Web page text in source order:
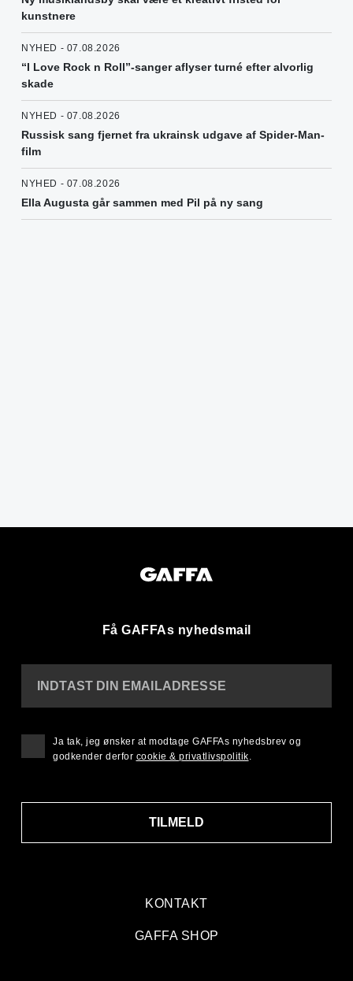
kunstnere
NYHED - 07.08.2026
“I Love Rock n Roll”-sanger aflyser turné efter alvorlig
skade
NYHED - 07.08.2026
Russisk sang fjernet fra ukrainsk udgave af Spider-Man-
film
NYHED - 07.08.2026
Ella Augusta går sammen med Pil på ny sang
Få GAFFAs nyhedsmail
KONTAKT
GAFFA SHOP
INDTAST DIN EMAILADRESSE
TILMELD
Ja tak, jeg ønsker at modtage GAFFAs nyhedsbrev og
godkender derfor cookie & privatlivspolitik.